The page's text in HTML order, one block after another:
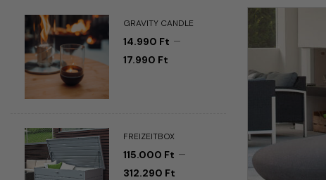
GRAVITY CANDLE
14.990 Ft –
17.990 Ft
FREIZEITBOX
115.000 Ft –
312.290 Ft